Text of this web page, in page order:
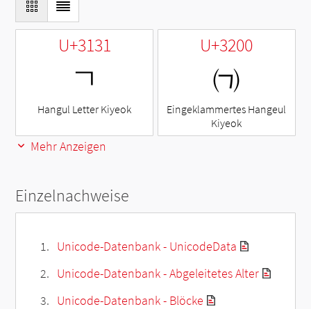
U+3131
ㄱ
Hangul Letter Kiyeok
U+3200
㈀
Eingeklammertes Hangeul
Kiyeok
Mehr Anzeigen
Einzelnachweise
Unicode-Datenbank - UnicodeData
Unicode-Datenbank - Abgeleitetes Alter
Unicode-Datenbank - Blöcke